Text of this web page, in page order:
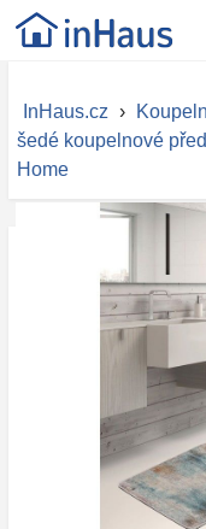
InHaus.cz ›
šedé koupelnové
Home